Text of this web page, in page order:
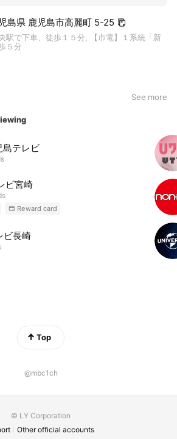
島県 鹿児島市高麗町 5-25
駅で下車、徒歩１５分, 【市電】１系統「新
５分
See more
島テレビ
ビ宮崎
Reward card
ビ長崎
Top
@mbc1ch
© LY Corporation
Other official accounts